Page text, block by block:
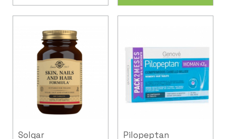
Solgar Pilopeptan